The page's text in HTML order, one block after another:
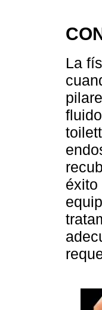
La
éxito